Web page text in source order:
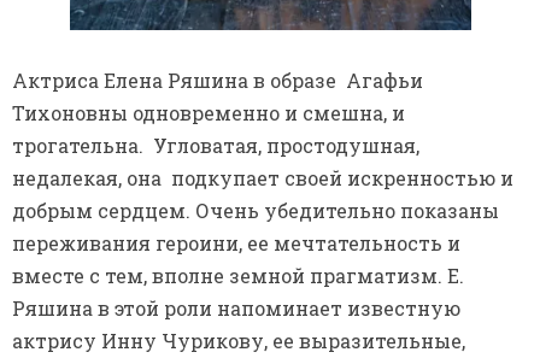
Актриса Елена Ряшина в образе Агафьи
Тихоновны одновременно и смешна, и
трогательна. Угловатая, простодушная,
недалекая, она подкупает своей искренностью и
добрым сердцем. Очень убедительно показаны
переживания героини, ее мечтательность и
вместе с тем, вполне земной прагматизм. Е.
Ряшина в этой роли напоминает известную
актрису Инну Чурикову, ее выразительные,